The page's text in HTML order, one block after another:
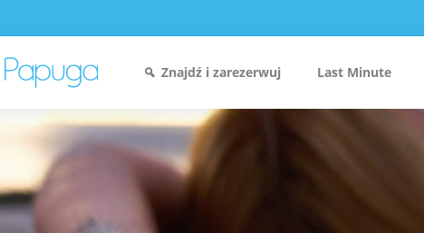
Znajdź i zarezerwuj Last Minute